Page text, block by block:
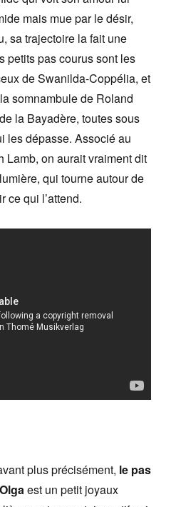
mais mue par le désir,
sa trajectoire la fait une
petits pas courus sont les
de Swanilda-Coppélia, et
somnambule de Roland
la Bayadère, toutes sous
les dépasse. Associé au
Lamb, on aurait vraiment dit
qui tourne autour de
ce qui l’attend.
plus précisément, le pas
est un petit joyaux